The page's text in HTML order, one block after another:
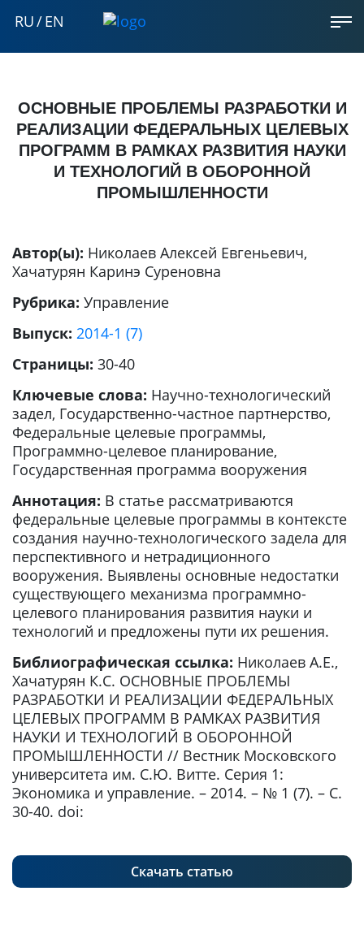
RU/EN
ОСНОВНЫЕ ПРОБЛЕМЫ РАЗРАБОТКИ И
РЕАЛИЗАЦИИ ФЕДЕРАЛЬНЫХ ЦЕЛЕВЫХ
ПРОГРАММ В РАМКАХ РАЗВИТИЯ НАУКИ
И ТЕХНОЛОГИЙ В ОБОРОННОЙ
ПРОМЫШЛЕННОСТИ
Автор(ы): Николаев Алексей Евгеньевич,
Хачатурян Каринэ Суреновна
Рубрика: Управление
Выпуск: 2014-1 (7)
Страницы: 30-40
Ключевые слова: Научно-технологический
задел, Государственно-частное партнерство,
Федеральные целевые программы,
Программно-целевое планирование,
Государственная программа вооружения
Аннотация: В статье рассматриваются
федеральные целевые программы в контексте
создания научно-технологического задела для
перспективного и нетрадиционного
вооружения. Выявлены основные недостатки
существующего механизма программно-
целевого планирования развития науки и
технологий и предложены пути их решения.
Библиографическая ссылка: Николаев А.Е.,
Хачатурян К.С. ОСНОВНЫЕ ПРОБЛЕМЫ
РАЗРАБОТКИ И РЕАЛИЗАЦИИ ФЕДЕРАЛЬНЫХ
ЦЕЛЕВЫХ ПРОГРАММ В РАМКАХ РАЗВИТИЯ
НАУКИ И ТЕХНОЛОГИЙ В ОБОРОННОЙ
ПРОМЫШЛЕННОСТИ // Вестник Московского
университета им. С.Ю. Витте. Серия 1:
Экономика и управление. – 2014. – № 1 (7). – С.
30-40. doi:
Скачать статью